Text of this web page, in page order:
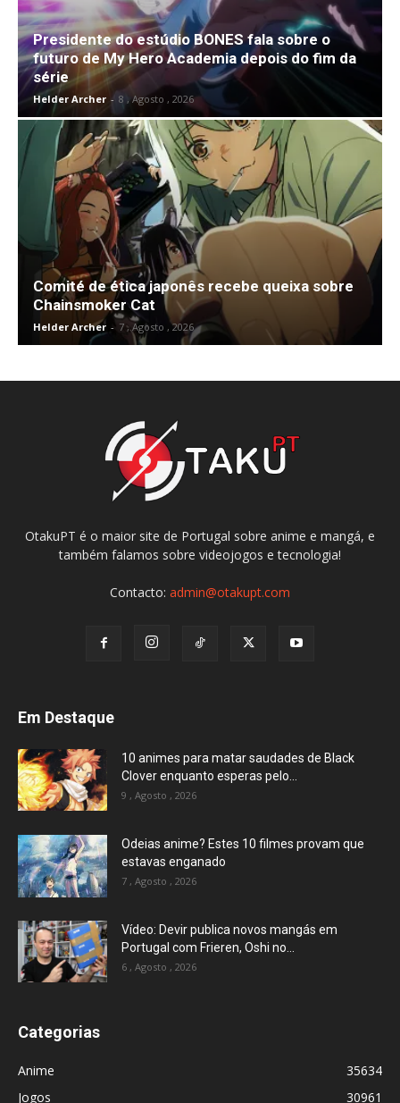
Presidente do estúdio BONES fala sobre o
futuro de My Hero Academia depois do fim da
série
Helder Archer - 8 , Agosto , 2026
Comité de ética japonês recebe queixa sobre
Chainsmoker Cat
Helder Archer - 7 , Agosto , 2026
OtakuPT é o maior site de Portugal sobre anime e mangá, e
também falamos sobre videojogos e tecnologia!
Contacto: admin@otakupt.com
Em Destaque
10 animes para matar saudades de Black
Clover enquanto esperas pelo...
9 , Agosto , 2026
Odeias anime? Estes 10 filmes provam que
estavas enganado
7 , Agosto , 2026
Vídeo: Devir publica novos mangás em
Portugal com Frieren, Oshi no...
6 , Agosto , 2026
Categorias
Anime
35634
Jogos
30961